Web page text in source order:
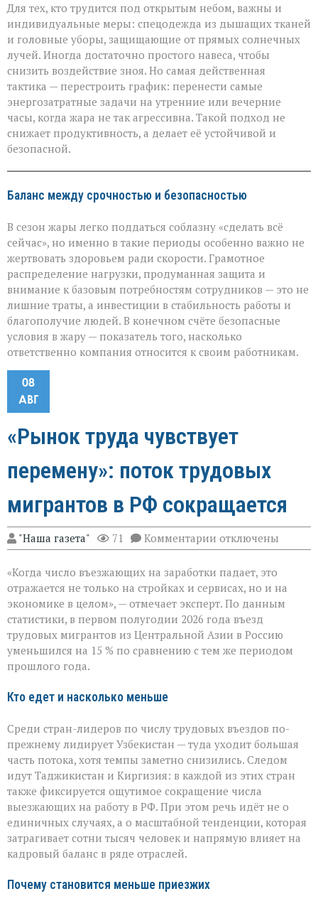
Для тех, кто трудится под открытым небом, важны и
индивидуальные меры: спецодежда из дышащих тканей
и головные уборы, защищающие от прямых солнечных
лучей. Иногда достаточно простого навеса, чтобы
снизить воздействие зноя. Но самая действенная
тактика — перестроить график: перенести самые
энергозатратные задачи на утренние или вечерние
часы, когда жара не так агрессивна. Такой подход не
снижает продуктивность, а делает её устойчивой и
безопасной.
Баланс между срочностью и безопасностью
В сезон жары легко поддаться соблазну «сделать всё
сейчас», но именно в такие периоды особенно важно не
жертвовать здоровьем ради скорости. Грамотное
распределение нагрузки, продуманная защита и
внимание к базовым потребностям сотрудников — это не
лишние траты, а инвестиции в стабильность работы и
благополучие людей. В конечном счёте безопасные
условия в жару — показатель того, насколько
ответственно компания относится к своим работникам.
08
АВГ
«Рынок труда чувствует
перемену»: поток трудовых
мигрантов в РФ сокращается
"Наша газета" 71 Комментарии к
записи
труда
чувствует
перемену»:
поток
трудовых
мигрантов
в
РФ
отключены
«Когда число въезжающих на заработки падает, это
отражается не только на стройках и сервисах, но и на
экономике в целом», — отмечает эксперт. По данным
статистики, в первом полугодии 2026 года въезд
трудовых мигрантов из Центральной Азии в Россию
уменьшился на 15 % по сравнению с тем же периодом
прошлого года.
Кто едет и насколько меньше
Среди стран-лидеров по числу трудовых въездов по-
прежнему лидирует Узбекистан — туда уходит большая
часть потока, хотя темпы заметно снизились. Следом
идут Таджикистан и Киргизия: в каждой из этих стран
также фиксируется ощутимое сокращение числа
выезжающих на работу в РФ. При этом речь идёт не о
единичных случаях, а о масштабной тенденции, которая
затрагивает сотни тысяч человек и напрямую влияет на
кадровый баланс в ряде отраслей.
Почему становится меньше приезжих